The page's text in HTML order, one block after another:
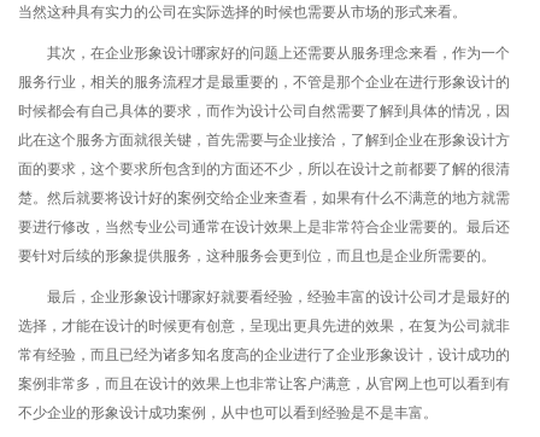
当然这种具有实力的公司在实际选择的时候也需要从市场的形式来看。
其次，在企业形象设计哪家好的问题上还需要从服务理念来看，作为一个
服务行业，相关的服务流程才是最重要的，不管是那个企业在进行形象设计的
时候都会有自己具体的要求，而作为设计公司自然需要了解到具体的情况，因
此在这个服务方面就很关键，首先需要与企业接洽，了解到企业在形象设计方
面的要求，这个要求所包含到的方面还不少，所以在设计之前都要了解的很清
楚。然后就要将设计好的案例交给企业来查看，如果有什么不满意的地方就需
要进行修改，当然专业公司通常在设计效果上是非常符合企业需要的。最后还
要针对后续的形象提供服务，这种服务会更到位，而且也是企业所需要的。
最后，企业形象设计哪家好就要看经验，经验丰富的设计公司才是最好的
选择，才能在设计的时候更有创意，呈现出更具先进的效果，在复为公司就非
常有经验，而且已经为诸多知名度高的企业进行了企业形象设计，设计成功的
案例非常多，而且在设计的效果上也非常让客户满意，从官网上也可以看到有
不少企业的形象设计成功案例，从中也可以看到经验是不是丰富。